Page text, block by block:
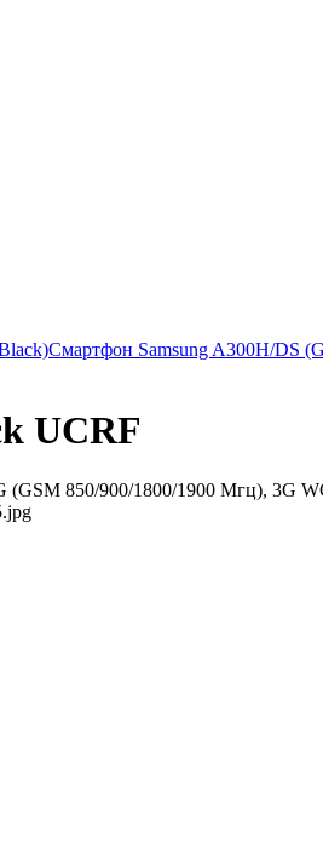
Смартфон Samsung A300H/DS
UCRF
(GSM 850/900/1800/1900 Мгц),